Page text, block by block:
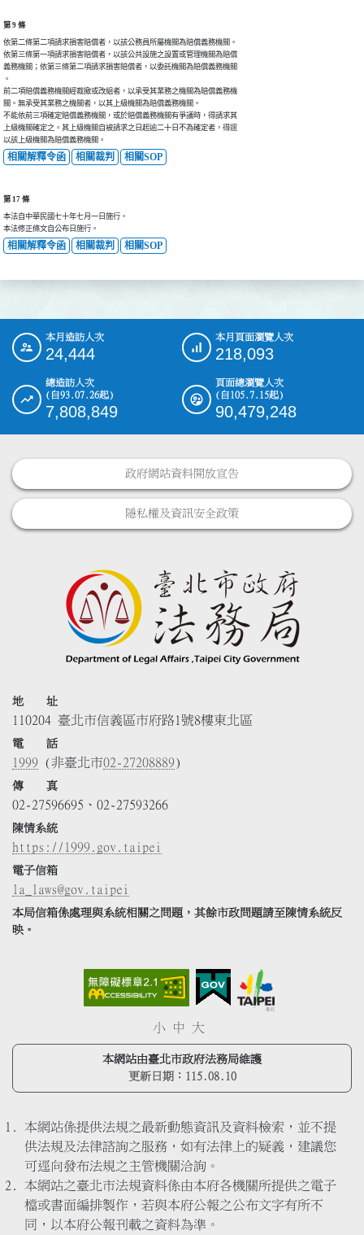
第 9 條
依第二條第二項請求損害賠償者，以該公務員所屬機關為賠償義務機關。
依第三條第一項請求損害賠償者，以該公共設施之設置或管理機關為賠償
義務機關；依第三條第二項請求損害賠償者，以委託機關為賠償義務機關
。
前二項賠償義務機關經裁撤或改組者，以承受其業務之機關為賠償義務機
關。無承受其業務之機關者，以其上級機關為賠償義務機關。
不能依前三項確定賠償義務機關，或於賠償義務機關有爭議時，得請求其
上級機關確定之。其上級機關自被請求之日起逾二十日不為確定者，得逕
以該上級機關為賠償義務機關。
相關解釋令函 相關裁判 相關SOP
第 17 條
本法自中華民國七十年七月一日施行。
本法修正條文自公布日施行。
相關解釋令函 相關裁判 相關SOP
::: 本月造訪人次
24,444
本月頁面瀏覽人次
218,093
總造訪人次
(自93.07.26起)
7,808,849
頁面總瀏覽人次
(自105.7.15起)
90,479,248
政府網站資料開放宣告
隱私權及資訊安全政策
地 址
110204 臺北市信義區市府路1號8樓東北區
電 話
1999 (非臺北市02-27208889)
傳 真
02-27596695、02-27593266
陳情系統
https://1999.gov.taipei
電子信箱
la_laws@gov.taipei
本局信箱係處理與系統相關之問題，其餘市政問題請至陳情系統反
映。
小 中 大
本網站由臺北市政府法務局維護
更新日期： 115.08.10
本網站係提供法規之最新動態資訊及資料檢索，並不提
供法規及法律諮詢之服務，如有法律上的疑義，建議您
可逕向發布法規之主管機關洽詢。
本網站之臺北市法規資料係由本府各機關所提供之電子
檔或書面編排製作，若與本府公報之公布文字有所不
同，以本府公報刊載之資料為準。